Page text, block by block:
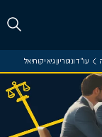
עו"ד ונוטריון גיא יקותיאל